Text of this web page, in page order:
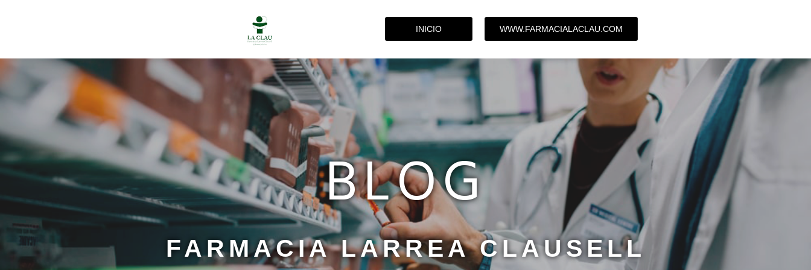
INICIO WWW.FARMACIALACLAU.COM
BLOG
FARMACIA LARREA CLAUSELL